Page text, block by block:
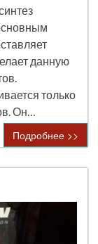
данную
только
Он…
Подробнее >>